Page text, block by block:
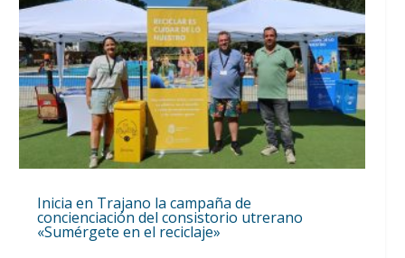
Inicia en Trajano la campaña de
concienciación del consistorio utrerano
«Sumérgete en el reciclaje»